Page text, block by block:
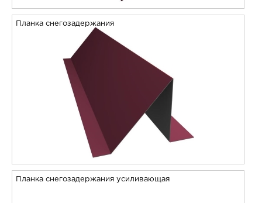
Планка снегозадержания
Планка снегозадержания усиливающая